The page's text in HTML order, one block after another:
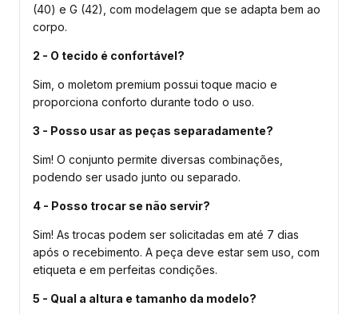
(40) e G (42), com modelagem que se adapta bem ao
corpo.
2 - O tecido é confortável?
Sim, o moletom premium possui toque macio e
proporciona conforto durante todo o uso.
3 - Posso usar as peças separadamente?
Sim! O conjunto permite diversas combinações,
podendo ser usado junto ou separado.
4 - Posso trocar se não servir?
Sim! As trocas podem ser solicitadas em até 7 dias
após o recebimento. A peça deve estar sem uso, com
etiqueta e em perfeitas condições.
5 - Qual a altura e tamanho da modelo?